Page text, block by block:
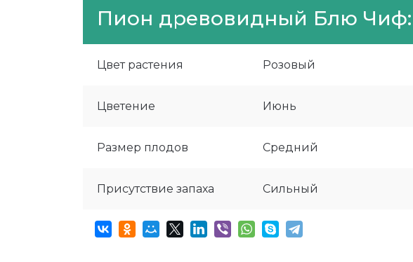
Пион древовидный Блю Чиф:
Цвет растения Розовый
Цветение Июнь
Размер плодов Средний
Присутствие запаха Сильный